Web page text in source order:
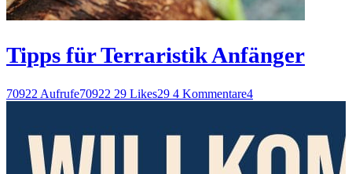
Tipps für Terraristik Anfänger
70922 Aufrufe70922 29 Likes29 4 Kommentare4